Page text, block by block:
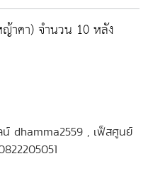
าคา) จำนวน 10 หลัง
น์ dhamma2559 , เฟ็สศูนย์